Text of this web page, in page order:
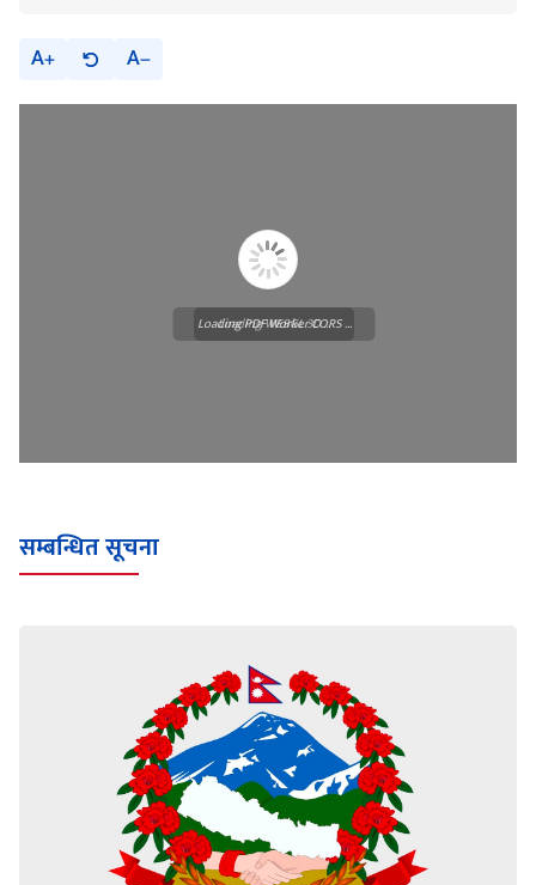
A A
Loading WEBGL 3D ...
Loading PDF Worker CORS ...
सम्बन्धित सूचना